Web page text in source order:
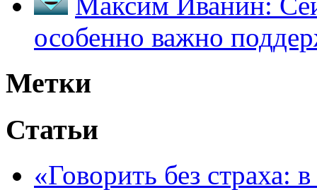
особенно важно
Метки
Статьи
«Говорить без страха: